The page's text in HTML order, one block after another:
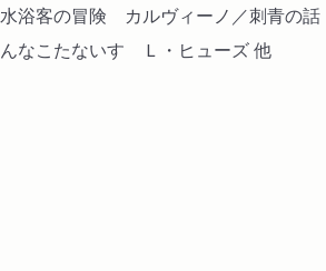
浴客の冒険 カルヴィーノ／刺青の話
なこたないす Ｌ・ヒューズ 他